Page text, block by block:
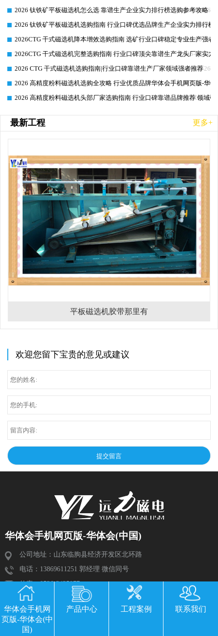
2026-06-26
2026 钛铁矿平板磁选机怎么选 靠谱生产企业实力排行榜选购参考攻略
2026-06-26
2026 钛铁矿平板磁选机选购指南 行业口碑优选品牌生产企业实力排行榜
2026-06-26
2026CTG 干式磁选机降本增效选购指南 选矿行业口碑稳定专业生产强者
2026-06-26
2026CTG 干式磁选机完整选购指南 行业口碑顶尖靠谱生产龙头厂家实力
2026-06-26
2026 CTG 干式磁选机选购指南|行业口碑靠谱生产厂家领域强者推荐
2026-06-26
2026 高精度粉料磁选机选购全攻略 行业优质品牌华体会手机网页版-华
2026-06-26
2026 高精度粉料磁选机头部厂家选购指南 行业口碑靠谱品牌推荐 领域
最新工程 更多+
平板磁选机胶带那里有
欢迎您留下宝贵的意见或建议
华体会手机网页版-华体会(中国)
公司地址：山东临朐县经济开发区北环路
电话：13869611251 郭经理 微信同号
传真：0536-3435877
邮箱：2534224609@qq.com
华体会手机网
页版-华体会(中
国)
产品中心 工程案例 联系我们